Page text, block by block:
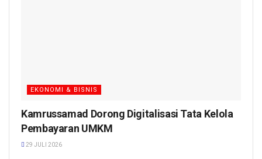
EKONOMI & BISNIS
Kamrussamad Dorong Digitalisasi Tata Kelola
Pembayaran UMKM
29 JULI 2026